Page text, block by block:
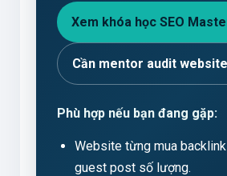
Xem khóa học SEO
Cần mentor audit
Phù hợp nếu bạn đang gặp:
Website từng mua
guest post số lượng.